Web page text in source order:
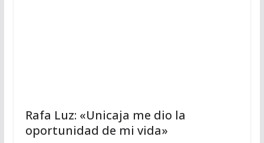
Rafa Luz: «Unicaja me dio la
oportunidad de mi vida»